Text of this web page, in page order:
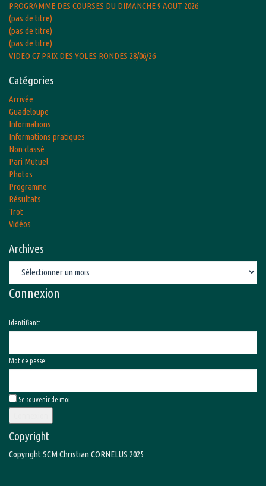
PROGRAMME DES COURSES DU DIMANCHE 9 AOUT 2026
(pas de titre)
(pas de titre)
(pas de titre)
VIDEO C7 PRIX DES YOLES RONDES 28/06/26
Catégories
Arrivée
Guadeloupe
Informations
Informations pratiques
Non classé
Pari Mutuel
Photos
Programme
Résultats
Trot
Vidéos
Archives
Connexion
Identifiant:
Mot de passe:
Se souvenir de moi
Copyright
Copyright SCM Christian CORNELUS 2025